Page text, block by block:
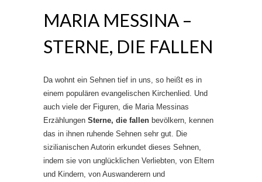
MARIA MESSINA –
STERNE, DIE FALLEN
Da wohnt ein Sehnen tief in uns, so heißt es in
einem populären evangelischen Kirchenlied. Und
auch viele der Figuren, die Maria Messinas
Erzählungen Sterne, die fallen bevölkern, kennen
das in ihnen ruhende Sehnen sehr gut. Die
sizilianischen Autorin erkundet dieses Sehnen,
indem sie von unglücklichen Verliebten, von Eltern
und Kindern, von Auswanderern und